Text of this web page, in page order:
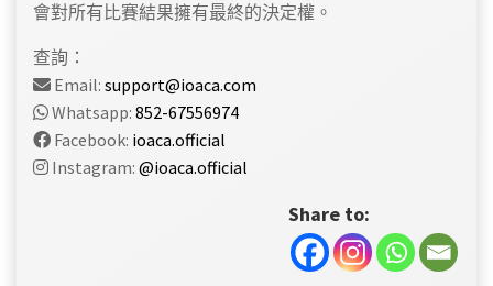
會對所有比賽結果擁有最終的決定權。
查詢：
Email: support@ioaca.com
Whatsapp: 852-67556974
Facebook: ioaca.official
Instagram: @ioaca.official
Share to: